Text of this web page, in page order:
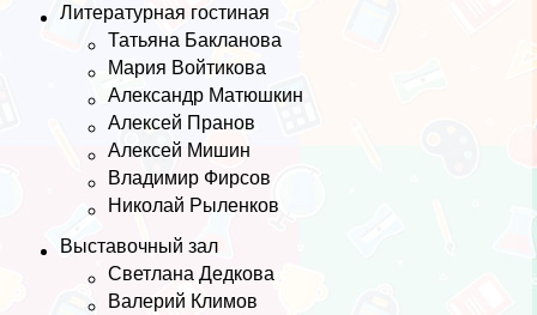
Литературная гостиная
Татьяна Бакланова
Мария Войтикова
Александр Матюшкин
Алексей Пранов
Алексей Мишин
Владимир Фирсов
Николай Рыленков
Выставочный зал
Светлана Дедкова
Валерий Климов